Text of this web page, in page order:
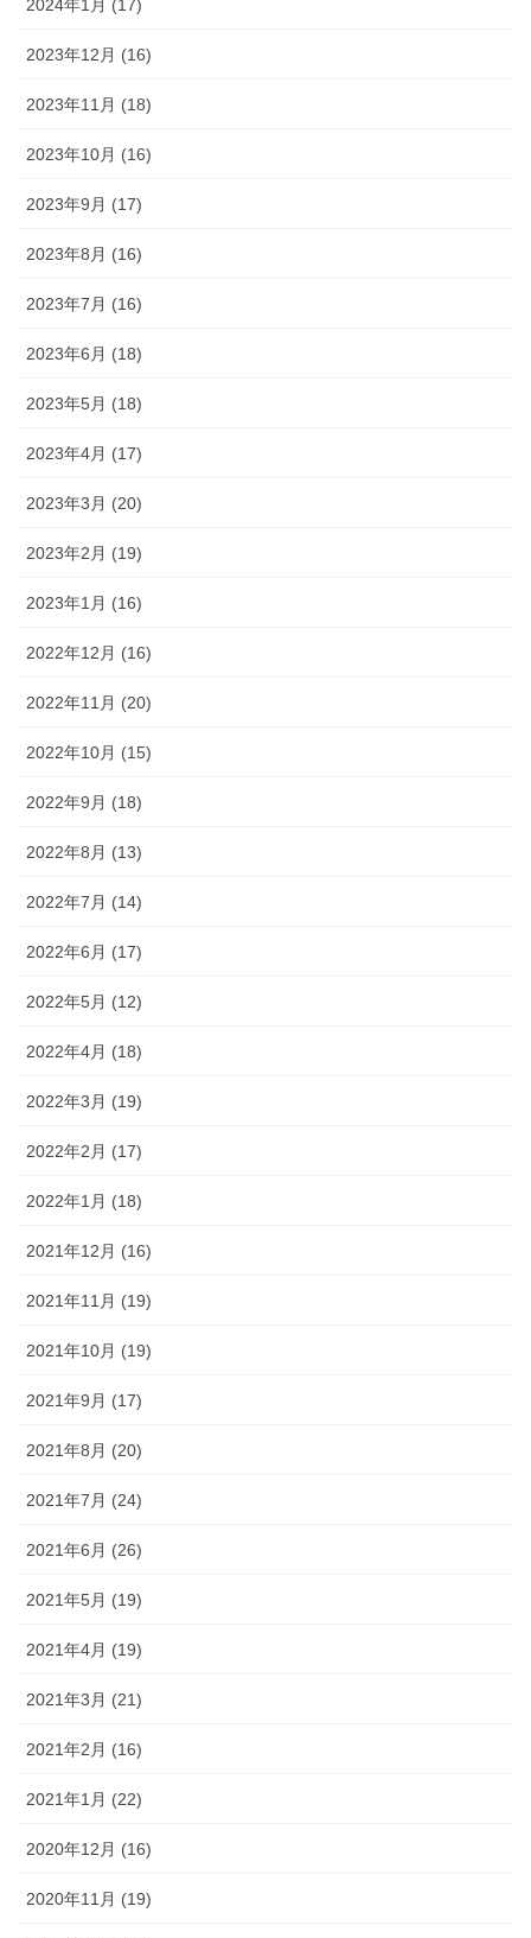
2024年1月 (17)
2023年12月 (16)
2023年11月 (18)
2023年10月 (16)
2023年9月 (17)
2023年8月 (16)
2023年7月 (16)
2023年6月 (18)
2023年5月 (18)
2023年4月 (17)
2023年3月 (20)
2023年2月 (19)
2023年1月 (16)
2022年12月 (16)
2022年11月 (20)
2022年10月 (15)
2022年9月 (18)
2022年8月 (13)
2022年7月 (14)
2022年6月 (17)
2022年5月 (12)
2022年4月 (18)
2022年3月 (19)
2022年2月 (17)
2022年1月 (18)
2021年12月 (16)
2021年11月 (19)
2021年10月 (19)
2021年9月 (17)
2021年8月 (20)
2021年7月 (24)
2021年6月 (26)
2021年5月 (19)
2021年4月 (19)
2021年3月 (21)
2021年2月 (16)
2021年1月 (22)
2020年12月 (16)
2020年11月 (19)